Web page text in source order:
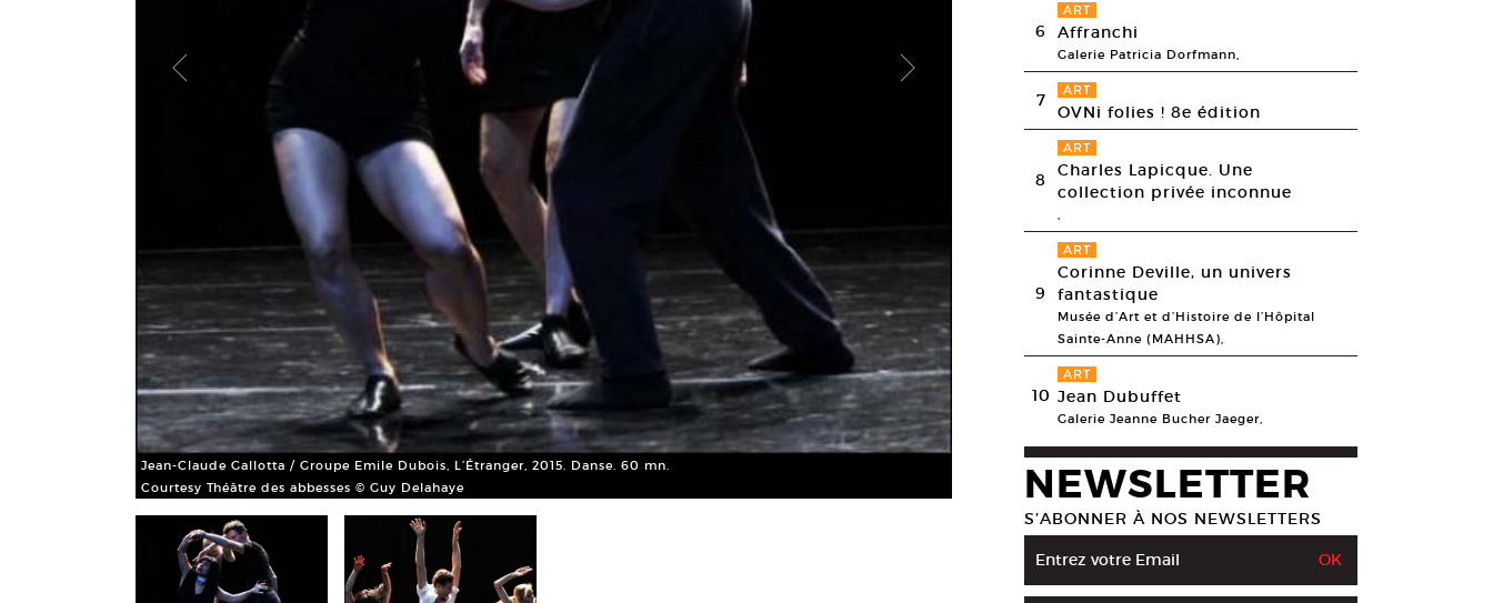
Jean-Claude Gallotta / Groupe Emile Dubois, L’Étranger, 2015. Danse. 60 mn.
Courtesy Théâtre des abbesses © Guy Delahaye
6
ART
Affranchi
Galerie Patricia Dorfmann,
7 ART
OVNi folies ! 8e édition
8
ART
Charles Lapicque. Une
collection privée inconnue
,
9
ART
Corinne Deville, un univers
fantastique
Musée d’Art et d’Histoire de l’Hôpital
Sainte-Anne (MAHHSA),
10
ART
Jean Dubuffet
Galerie Jeanne Bucher Jaeger,
NEWSLETTER
S’ABONNER À NOS NEWSLETTERS